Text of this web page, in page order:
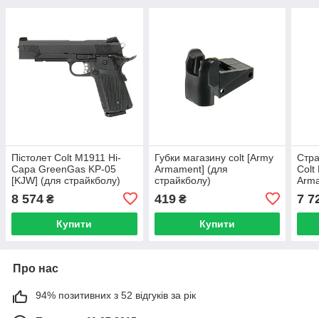
Пістолет Colt M1911 Hi-
Capa GreenGas KP-05
[KJW] (для страйкболу)
8 574 ₴
Купити
Губки магазину colt [Army
Armament] (для
страйкболу)
419₴
Купити
Colt
7
Про нас
94% позитивних з 52 відгуків за рік